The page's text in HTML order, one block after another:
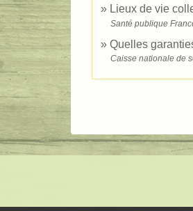
Lieux de vie
Santé publique
Quelles
Caisse nationale de